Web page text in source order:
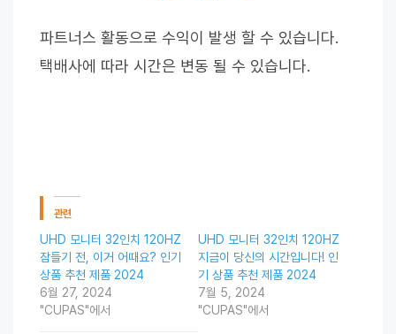
파트너스 활동으로 수익이 발생 할 수 있습니다.
택배사에 따라 시간은 변동 될 수 있습니다.
관련
UHD 모니터 32인치 120HZ
잠들기 전, 이거 어때요? 인기
상품 추천 제품 2024
6월 27, 2024
"CUPAS"에서
UHD 모니터 32인치 120HZ
지금이 당신의 시간입니다! 인
기 상품 추천 제품 2024
7월 5, 2024
"CUPAS"에서